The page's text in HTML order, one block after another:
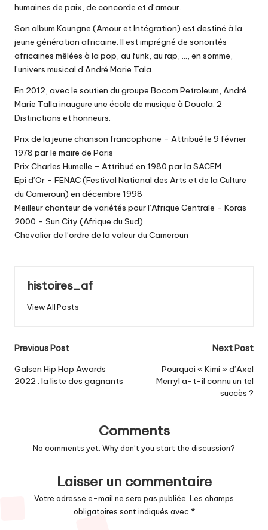
humaines de paix, de concorde et d’amour.
Son album Koungne (Amour et Intégration) est destiné à la
jeune génération africaine. Il est imprégné de sonorités
africaines mêlées à la pop, au funk, au rap, …, en somme,
l’univers musical d’André Marie Tala.
En 2012, avec le soutien du groupe Bocom Petroleum, André
Marie Talla inaugure une école de musique à Douala. 2
Distinctions et honneurs.
Prix de la jeune chanson francophone – Attribué le 9 février
1978 par le maire de Paris
Prix Charles Humelle – Attribué en 1980 par la SACEM
Epi d’Or – FENAC (Festival National des Arts et de la Culture
du Cameroun) en décembre 1998
Meilleur chanteur de variétés pour l’Afrique Centrale – Koras
2000 – Sun City (Afrique du Sud)
Chevalier de l’ordre de la valeur du Cameroun
histoires_af
View All Posts
Post
navigation
Previous Post
Galsen Hip Hop Awards
2022 : la liste des gagnants
Next Post
Pourquoi « Kimi » d’Axel
Merryl a-t-il connu un tel
succès ?
Comments
No comments yet. Why don’t you start the discussion?
Laisser un commentaire
Votre adresse e-mail ne sera pas publiée. Les champs
obligatoires sont indiqués avec *